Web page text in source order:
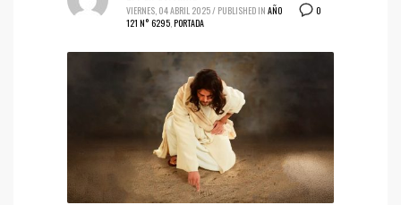
0
VIERNES, 04 ABRIL 2025/ PUBLISHED IN AÑO
121 N° 6295,PORTADA